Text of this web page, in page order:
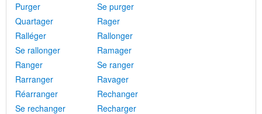
Purger
Se purger
Quartager
Rager
Ralléger
Rallonger
Se rallonger
Ramager
Ranger
Se ranger
Rarranger
Ravager
Réarranger
Rechanger
Se rechanger
Recharger